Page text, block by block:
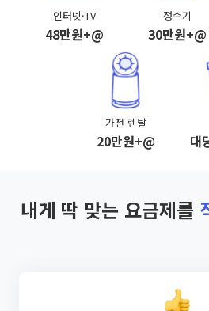
인터넷·TV
48만원+@
정수기
30만원+@
가전 렌탈
20만원+@ 대
내게 딱 맞는 요금제를